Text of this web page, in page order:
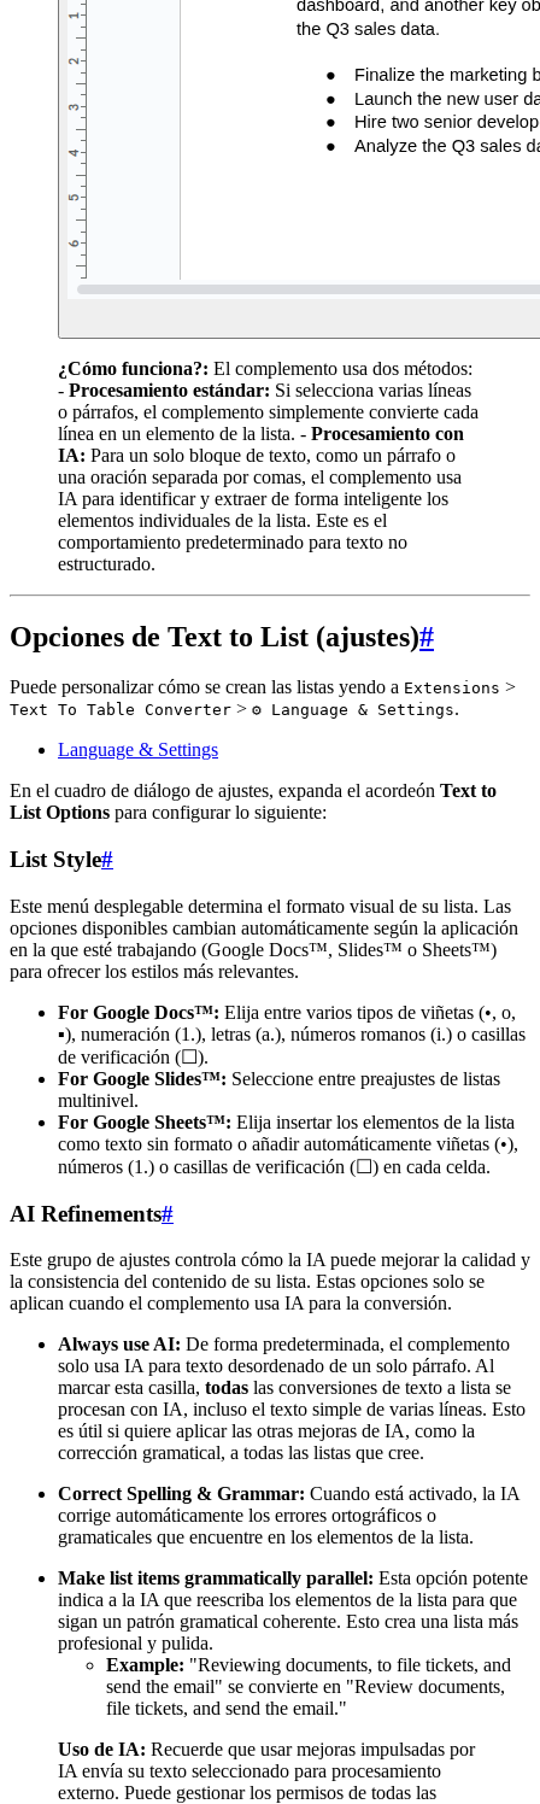
¿Cómo funciona?: El complemento usa dos métodos:
- Procesamiento estándar: Si selecciona varias líneas
o párrafos, el complemento simplemente convierte cada
línea en un elemento de la lista. - Procesamiento con
IA: Para un solo bloque de texto, como un párrafo o
una oración separada por comas, el complemento usa
IA para identificar y extraer de forma inteligente los
elementos individuales de la lista. Este es el
comportamiento predeterminado para texto no
estructurado.
Opciones de Text to List (ajustes)#
Puede personalizar cómo se crean las listas yendo a Extensions >
Text To Table Converter > ⚙️ Language & Settings.
Language & Settings
En el cuadro de diálogo de ajustes, expanda el acordeón Text to
List Options para configurar lo siguiente:
List Style#
Este menú desplegable determina el formato visual de su lista. Las
opciones disponibles cambian automáticamente según la aplicación
en la que esté trabajando (Google Docs™, Slides™ o Sheets™)
para ofrecer los estilos más relevantes.
For Google Docs™: Elija entre varios tipos de viñetas (•, o,
▪), numeración (1.), letras (a.), números romanos (i.) o casillas
de verificación (☐).
For Google Slides™: Seleccione entre preajustes de listas
multinivel.
For Google Sheets™: Elija insertar los elementos de la lista
como texto sin formato o añadir automáticamente viñetas (•),
números (1.) o casillas de verificación (☐) en cada celda.
AI Refinements#
Este grupo de ajustes controla cómo la IA puede mejorar la calidad y
la consistencia del contenido de su lista. Estas opciones solo se
aplican cuando el complemento usa IA para la conversión.
Always use AI: De forma predeterminada, el complemento
solo usa IA para texto desordenado de un solo párrafo. Al
marcar esta casilla, todas las conversiones de texto a lista se
procesan con IA, incluso el texto simple de varias líneas. Esto
es útil si quiere aplicar las otras mejoras de IA, como la
corrección gramatical, a todas las listas que cree.
Correct Spelling & Grammar: Cuando está activado, la IA
corrige automáticamente los errores ortográficos o
gramaticales que encuentre en los elementos de la lista.
Make list items grammatically parallel: Esta opción potente
indica a la IA que reescriba los elementos de la lista para que
sigan un patrón gramatical coherente. Esto crea una lista más
profesional y pulida.
Example: "Reviewing documents, to file tickets, and
send the email" se convierte en "Review documents,
file tickets, and send the email."
Uso de IA: Recuerde que usar mejoras impulsadas por
IA envía su texto seleccionado para procesamiento
externo. Puede gestionar los permisos de todas las